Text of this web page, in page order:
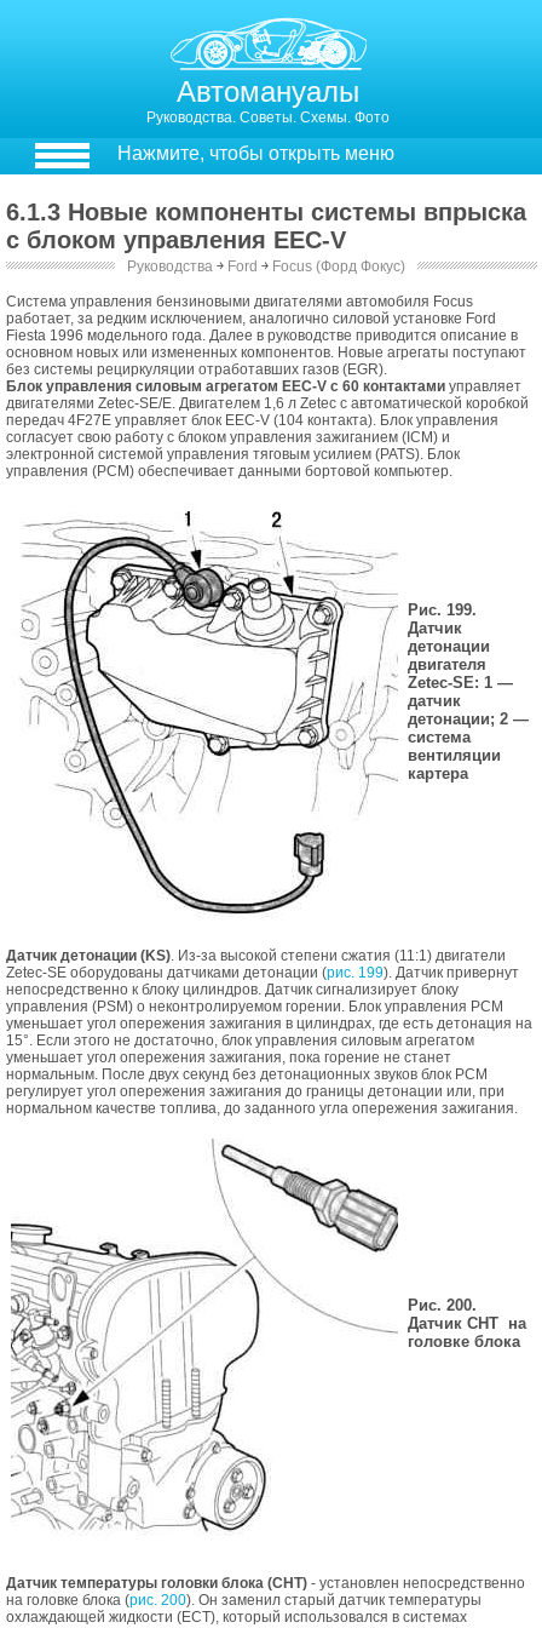
Автомануалы
Руководства. Советы. Схемы. Фото
Нажмите, чтобы открыть меню
6.1.3 Новые компоненты системы впрыска
с блоком управления EEC-V
Руководства ￫ Ford ￫ Focus (Форд Фокус)
Система управления бензиновыми двигателями автомобиля Focus
работает, за редким исключением, аналогично силовой установке Ford
Fiesta 1996 модельного года. Далее в руководстве приводится описание в
основном новых или измененных компонентов. Новые агрегаты поступают
без системы рециркуляции отработавших газов (EGR).
Блок управления силовым агрегатом EEC-V с 60 контактами управляет
двигателями Zetec-SE/Е. Двигателем 1,6 л Zetec с автоматической коробкой
передач 4F27E управляет блок EEC-V (104 контакта). Блок управления
согласует свою работу с блоком управления зажиганием (ICM) и
электронной системой управления тяговым усилием (PATS). Блок
управления (РСМ) обеспечивает данными бортовой компьютер.
Рис. 199.
Датчик
детонации
двигателя
Zetec-SE: 1 —
датчик
детонации; 2 —
система
вентиляции
картера
Датчик детонации (KS). Из-за высокой степени сжатия (11:1) двигатели
Zetec-SE оборудованы датчиками детонации (рис. 199). Датчик привернут
непосредственно к блоку цилиндров. Датчик сигнализирует блоку
управления (PSM) о неконтролируемом горении. Блок управления PCM
уменьшает угол опережения зажигания в цилиндрах, где есть детонация на
15°. Если этого не достаточно, блок управления силовым агрегатом
уменьшает угол опережения зажигания, пока горение не станет
нормальным. После двух секунд без детонационных звуков блок РСМ
регулирует угол опережения зажигания до границы детонации или, при
нормальном качестве топлива, до заданного угла опережения зажигания.
Рис. 200.
Датчик СНТ на
головке блока
Датчик температуры головки блока (СНТ) - установлен непосредственно
на головке блока (рис. 200). Он заменил старый датчик температуры
охлаждающей жидкости (ЕСТ), который использовался в системах